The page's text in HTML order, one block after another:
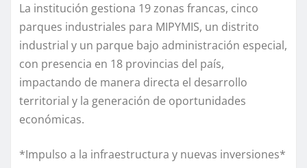
La institución gestiona 19 zonas francas, cinco
parques industriales para MIPYMIS, un distrito
industrial y un parque bajo administración especial,
con presencia en 18 provincias del país,
impactando de manera directa el desarrollo
territorial y la generación de oportunidades
económicas.
*Impulso a la infraestructura y nuevas inversiones*